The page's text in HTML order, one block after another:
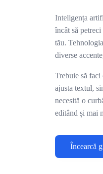
Inteligența
încât să
tău.
diverse
Trebuie să
ajusta textul,
necesită o
editând și mai
Încearcă